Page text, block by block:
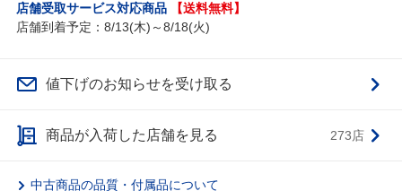
店舗受取サービス対応商品
【送料無料】
店舗到着予定：8/13(木)～8/18(火)
値下げのお知らせを受け取る
商品が入荷した店舗を見る 273店
中古商品の品質・付属品について